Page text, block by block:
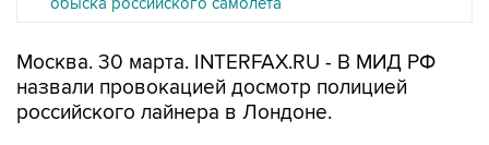
Москва. 30 марта. INTERFAX.RU - В МИД РФ
назвали провокацией досмотр полицией
российского лайнера в Лондоне.